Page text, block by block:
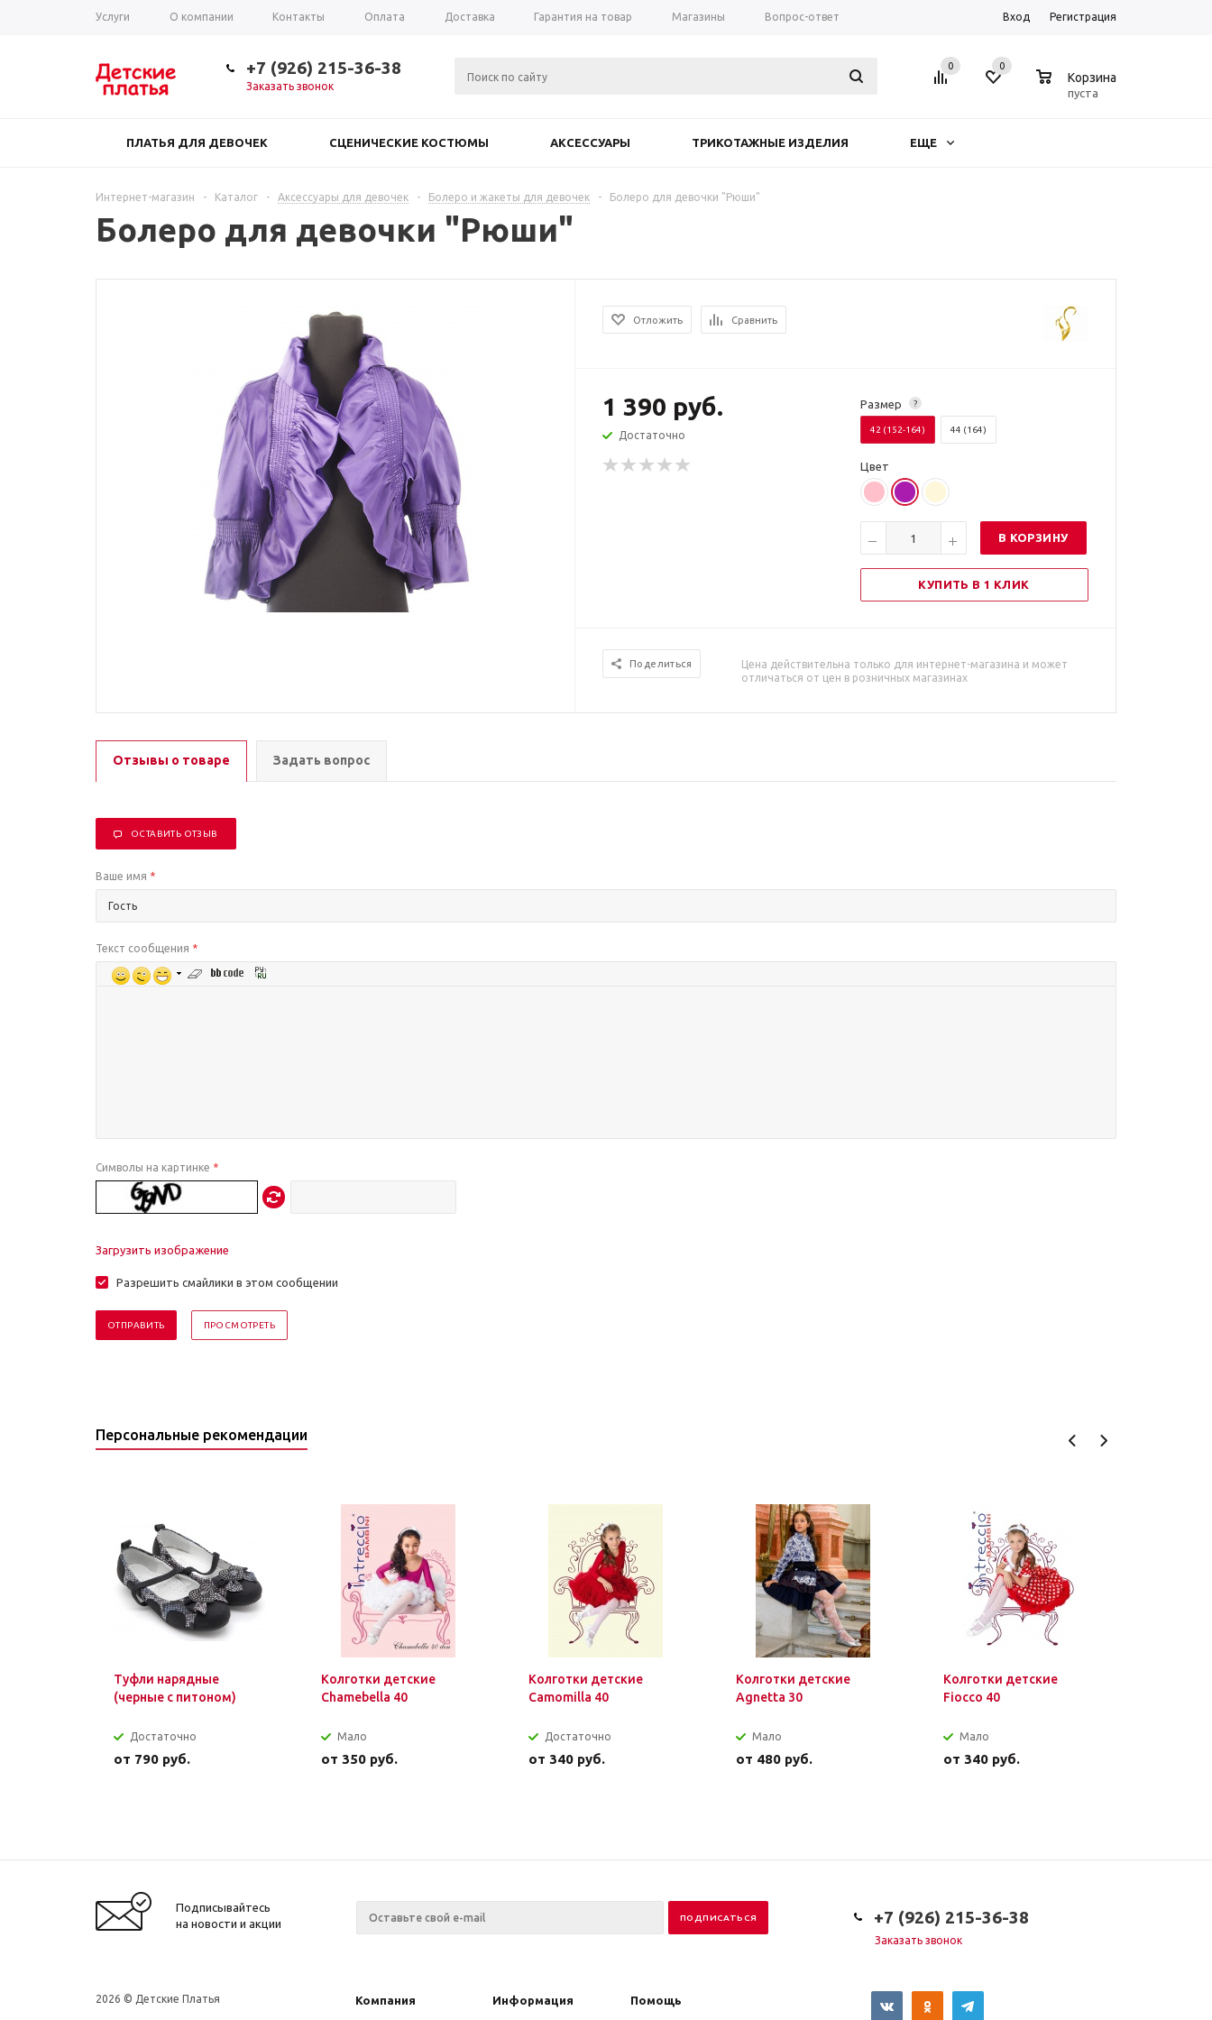
Услуги О компании Контакты Оплата Доставка Гарантия на товар Магазины Вопрос-ответ Вход Регистрация
+7 (926) 215-36-38
Заказать звонок
0 0
Корзина
пуста
ПЛАТЬЯ ДЛЯ ДЕВОЧЕК СЦЕНИЧЕСКИЕ КОСТЮМЫ АКСЕССУАРЫ ТРИКОТАЖНЫЕ ИЗДЕЛИЯ ЕЩЕ
Интернет-магазин - Каталог - Аксессуары для девочек - Болеро и жакеты для девочек - Болеро для девочки "Рюши"
Болеро для девочки "Рюши"
Отложить Сравнить
1 390 руб.
Достаточно
?
Размер
42 (152-164) 44 (164)
Цвет
В КОРЗИНУ
КУПИТЬ В 1 КЛИК
Поделиться
Цена действительна только для интернет-магазина и может
отличаться от цен в розничных магазинах
Отзывы о товаре Задать вопрос
ОСТАВИТЬ ОТЗЫВ
Ваше имя *
Текст сообщения *
Символы на картинке *
Загрузить изображение
Разрешить смайлики в этом сообщении
Персональные рекомендации
Туфли нарядные
(черные с питоном)
Достаточно
от 790 руб.
Колготки детские
Chamebella 40
Мало
от 350 руб.
Колготки детские
Camomilla 40
Достаточно
от 340 руб.
Колготки детские
Agnetta 30
Мало
от 480 руб.
Колготки детские
Fiocco 40
Мало
от 340 руб.
Подписывайтесь
на новости и акции
+7 (926) 215-36-38
Заказать звонок
2026 © Детские Платья Компания Информация Помощь